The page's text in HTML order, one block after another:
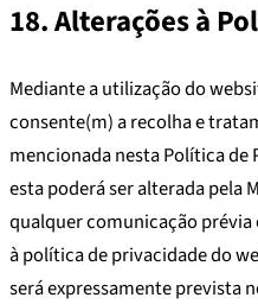
18. Alterações à
Mediante a utilização do
consente(m) a recolha e
mencionada nesta Política
esta poderá ser alterada pela
qualquer comunicação
à política de privacidade do
será expressamente prevista